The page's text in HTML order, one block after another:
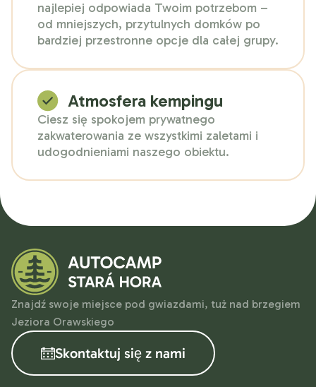
najlepiej odpowiada Twoim potrzebom –
od mniejszych, przytulnych domków po
bardziej przestronne opcje dla całej grupy.
Atmosfera kempingu
Ciesz się spokojem prywatnego
zakwaterowania ze wszystkimi zaletami i
udogodnieniami naszego obiektu.
Znajdź swoje miejsce pod gwiazdami, tuż nad brzegiem
Jeziora Orawskiego
Skontaktuj się z nami